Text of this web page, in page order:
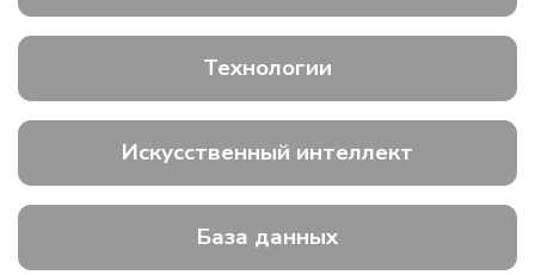
Технологии
Искусственный интеллект
База данных